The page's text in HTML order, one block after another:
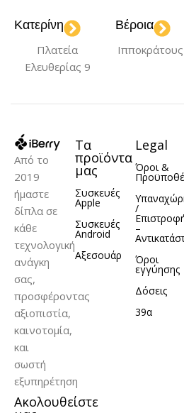
Κατερίνη
Πλατεία
Ελευθερίας 9
Βέροια
Από το
2019
ήμαστε
δίπλα σε
κάθε
τεχνολογική
ανάγκη
σας,
προσφέροντας
αξιοπιστία,
καινοτομία,
και
σωστή
εξυπηρέτηση
Ακολουθείστε
Τα
προϊόντα
μας
Συσκευές
Apple
Συσκευές
Android
Αξεσουάρ
Legal
Όροι &
/
–
Όροι
εγγύησης
Δόσεις
39α